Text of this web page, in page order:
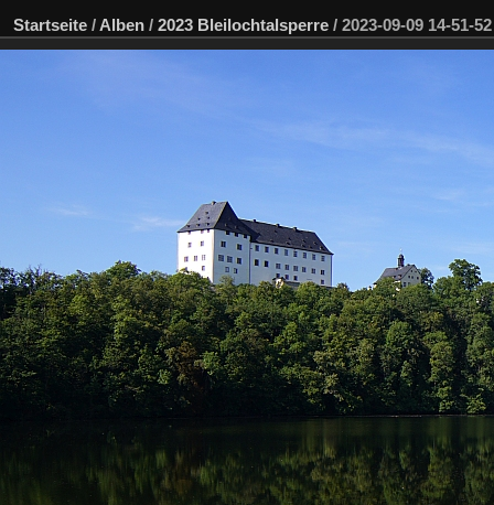
Startseite / Alben / 2023 Bleilochtalsperre / 2023-09-09 14-51-